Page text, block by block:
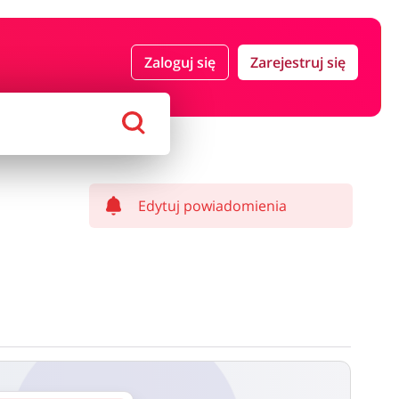
Zaloguj się Zarejestruj się
Edytuj powiadomienia
oraz może być naliczony od kwoty zamówienia